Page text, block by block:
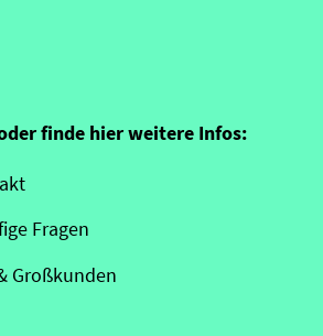
finde hier weitere Infos:
Fragen
Großkunden